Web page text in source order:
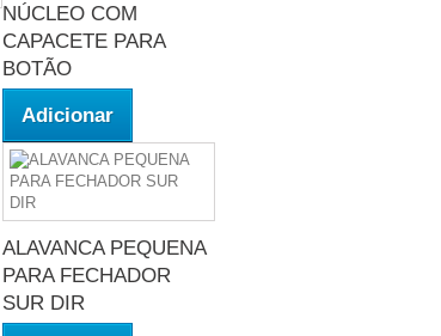
NÚCLEO COM
CAPACETE PARA
BOTÃO
Adicionar
ALAVANCA PEQUENA
PARA FECHADOR
SUR DIR